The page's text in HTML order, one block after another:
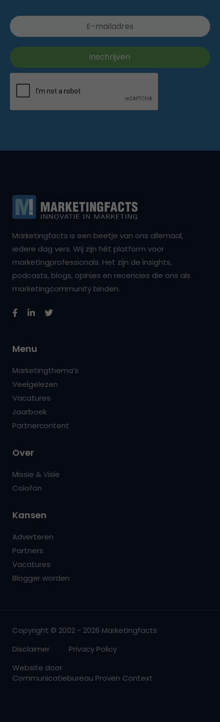
Marketingfacts is een beetje van ons allemaal,
iedere dag vers. Wij zijn hét platform voor
marketingprofessionals. Het zijn de insights,
podcasts, blogs, opinies en recencies die ons als
marketingcommunity binden.
Menu
Marketingthema’s
Veelgelezen
Vacatures
Jaarboek
Partnercontent
Over
Missie & Visie
Colofon
Kansen
Adverteren
Partners
Vacatures
Blogger worden
Copyright © 2002 - 2026 Marketingfacts
Disclaimer
Privacy Policy
Website door
Communicatiebureau Proven Context